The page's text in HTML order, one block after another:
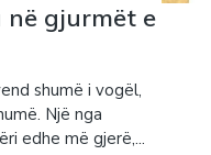
gjurmët e
shumë i vogël,
Një nga
edhe më gjerë,...